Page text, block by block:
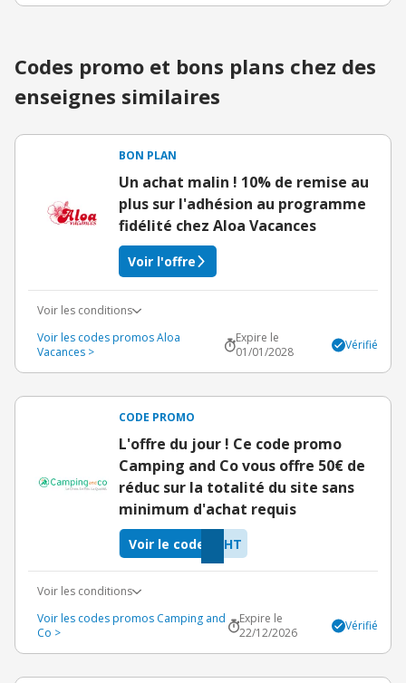
Codes promo et bons plans chez des
enseignes similaires
BON PLAN
Un achat malin ! 10% de remise au
plus sur l'adhésion au programme
fidélité chez Aloa Vacances
Voir l'offre
Voir les conditions
Voir les codes promos Aloa
Vacances >
Expire le
01/01/2028
Vérifié
CODE PROMO
L'offre du jour ! Ce code promo
Camping and Co vous offre 50€ de
réduc sur la totalité du site sans
minimum d'achat requis
HHT
Voir le code
Voir les conditions
Voir les codes promos Camping and
Co >
Expire le
22/12/2026
Vérifié